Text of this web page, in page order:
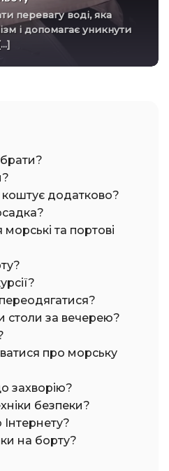
і допомагає уникнути
додатково?
та портові
столи за вечерею?
про морську
захворію?
безпеки?
на борту?